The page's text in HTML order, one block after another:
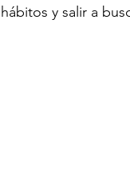
hábitos y salir a